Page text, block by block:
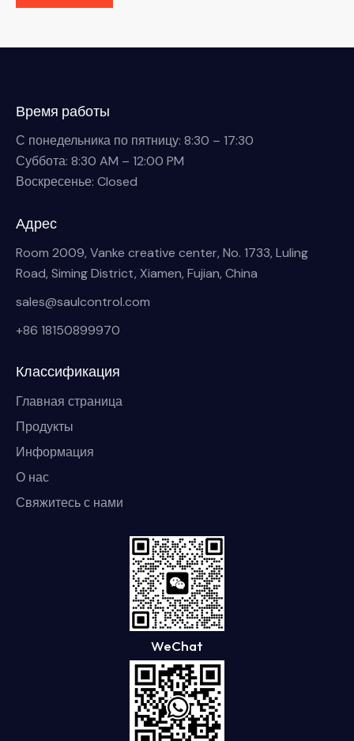
Время работы
С понедельника по пятницу: 8:30 – 17:30
Суббота: 8:30 AM – 12:00 PM
Воскресенье: Closed
Адрес
Room 2009, Vanke creative center, No. 1733, Luling
Road, Siming District, Xiamen, Fujian, China
sales@saulcontrol.com
+86 18150899970
Классификация
Главная страница
Продукты
Информация
О нас
Свяжитесь с нами
WeChat